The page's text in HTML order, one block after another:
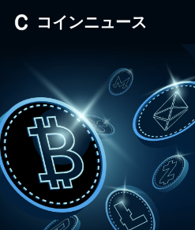
コインニュース